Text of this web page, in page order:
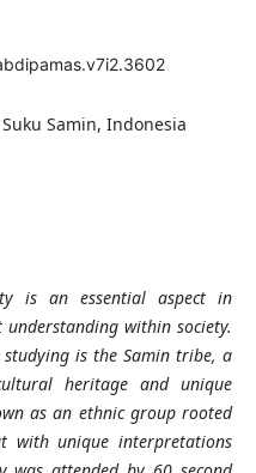
Samin, Indonesia
is an essential aspect in
within society.
is the Samin tribe, a
heritage and unique
as an ethnic group rooted
with unique interpretations